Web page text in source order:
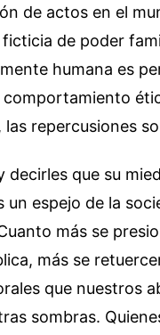
de actos en el
de poder
humana es
, las repercusiones
que su
espejo de la
más se
más se
que nuestros
sombras.